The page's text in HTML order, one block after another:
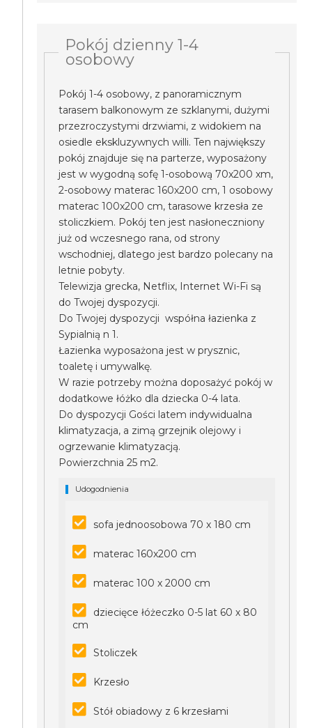
Pokój dzienny 1-4
osobowy
Pokój 1-4 osobowy, z panoramicznym
tarasem balkonowym ze szklanymi, dużymi
przezroczystymi drzwiami, z widokiem na
osiedle ekskluzywnych willi. Ten największy
pokój znajduje się na parterze, wyposażony
jest w wygodną sofę 1-osobową 70x200 xm,
2-osobowy materac 160x200 cm, 1 osobowy
materac 100x200 cm, tarasowe krzesła ze
stoliczkiem. Pokój ten jest nasłoneczniony
już od wczesnego rana, od strony
wschodniej, dlatego jest bardzo polecany na
letnie pobyty.
Telewizja grecka, Netflix, Internet Wi-Fi są
do Twojej dyspozycji.
Do Twojej dyspozycji współna łazienka z
Sypialnią n 1.
Łazienka wyposażona jest w prysznic,
toaletę i umywalkę.
W razie potrzeby można doposażyć pokój w
dodatkowe łóżko dla dziecka 0-4 lata.
Do dyspozycji Gości latem indywidualna
klimatyzacja, a zimą grzejnik olejowy i
ogrzewanie klimatyzacją.
Powierzchnia 25 m2.
Udogodnienia
sofa jednoosobowa 70 x 180 cm
materac 160x200 cm
materac 100 x 2000 cm
dziecięce łóżeczko 0-5 lat 60 x 80
cm
Stoliczek
Krzesło
Stół obiadowy z 6 krzesłami